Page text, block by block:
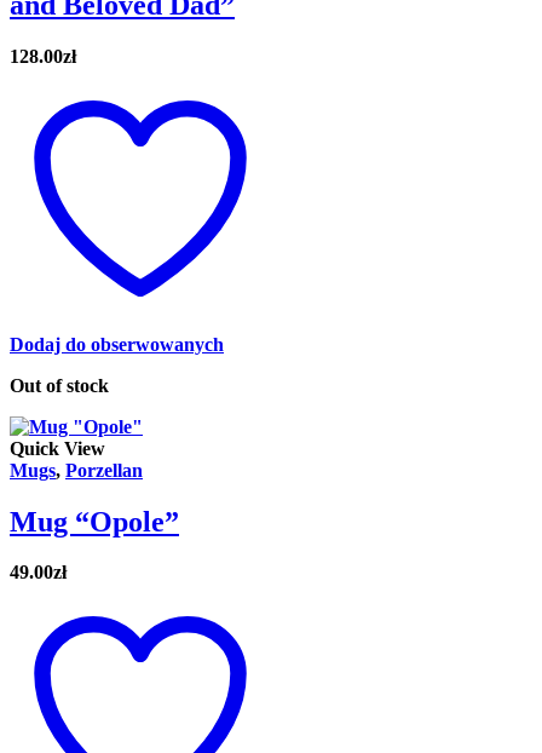
128.00zł
Dodaj do obserwowanych
Out of stock
Quick View
Mugs, Porzellan
Mug “Opole”
49.00zł